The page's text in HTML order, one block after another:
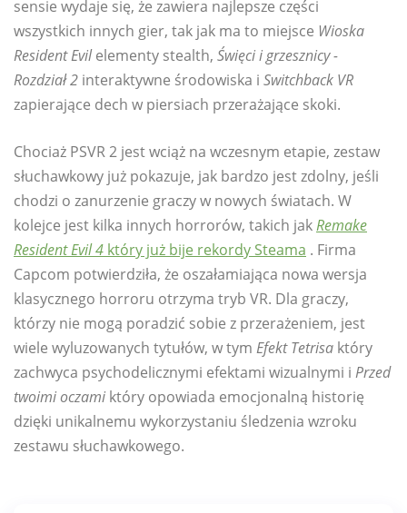
sensie wydaje się, że zawiera najlepsze części
wszystkich innych gier, tak jak ma to miejsce Wioska
Resident Evilelementy stealth, Święci i grzesznicy -
Rozdział 2 interaktywne środowiska i Switchback VR
zapierające dech w piersiach przerażające skoki.
Chociaż PSVR 2 jest wciąż na wczesnym etapie, zestaw
słuchawkowy już pokazuje, jak bardzo jest zdolny, jeśli
chodzi o zanurzenie graczy w nowych światach. W
kolejce jest kilka innych horrorów, takich jakRemake
Resident Evil 4 który już bije rekordy Steama . Firma
Capcom potwierdziła, że ​​oszałamiająca nowa wersja
klasycznego horroru otrzyma tryb VR. Dla graczy,
którzy nie mogą poradzić sobie z przerażeniem, jest
wiele wyluzowanych tytułów, w tym Efekt Tetrisa który
zachwyca psychodelicznymi efektami wizualnymi i Przed
twoimi oczami który opowiada emocjonalną historię
dzięki unikalnemu wykorzystaniu śledzenia wzroku
zestawu słuchawkowego.